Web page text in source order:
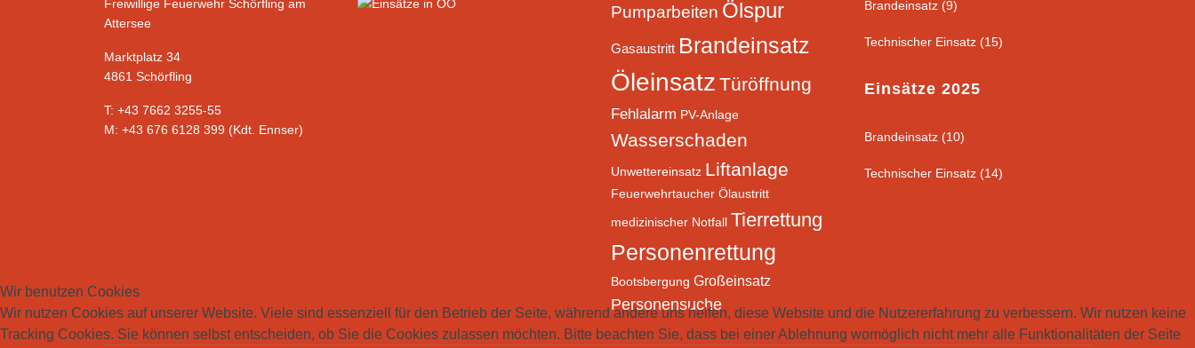
Freiwillige Feuerwehr Schörfling am
Attersee
Marktplatz 34
4861 Schörfling
T: +43 7662 3255-55
M: +43 676 6128 399 (Kdt. Ennser)
Pumparbeiten Ölspur
Gasaustritt Brandeinsatz
Öleinsatz Türöffnung
Fehlalarm PV-Anlage
Wasserschaden
Unwettereinsatz Liftanlage
Feuerwehrtaucher Ölaustritt
medizinischer Notfall Tierrettung
Personenrettung
Bootsbergung Großeinsatz
Personensuche
Brandeinsatz (9)
Technischer Einsatz (15)
Einsätze 2025
Brandeinsatz (10)
Technischer Einsatz (14)
Wir benutzen Cookies
Wir nutzen Cookies auf unserer Website. Viele sind essenziell für den Betrieb der Seite, während andere uns helfen, diese Website und die Nutzererfahrung zu verbessern. Wir nutzen keine
Tracking Cookies. Sie können selbst entscheiden, ob Sie die Cookies zulassen möchten. Bitte beachten Sie, dass bei einer Ablehnung womöglich nicht mehr alle Funktionalitäten der Seite